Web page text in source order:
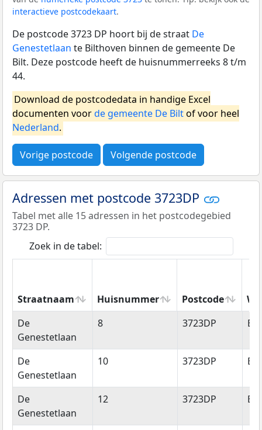
interactieve postcodekaart.
De postcode 3723 DP hoort bij de straat De
Genestetlaan te Bilthoven binnen de gemeente De
Bilt. Deze postcode heeft de huisnummerreeks 8 t/m
44.
Download de postcodedata in handige Excel
documenten voorde gemeente De Biltof voor heel
Nederland.
Vorige postcode Volgende postcode
Adressen met postcode 3723DP
Tabel met alle 15 adressen in het postcodegebied
3723 DP.
Zoek in de tabel:
Straatnaam Huisnummer Postcode
Straatnaam
Huisnummer Postcode
De
Genestetlaan
8 3723DP
De
Genestetlaan
10 3723DP
De
Genestetlaan
12 3723DP